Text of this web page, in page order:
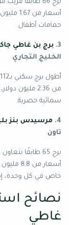
حمامات أطفال.
3. برج بن غاطي
الخليج التجاري
سمائية حصرية.
4. مرسيدس بنز
تاون
خاص في كل وحدة،
نصائح
غاطي